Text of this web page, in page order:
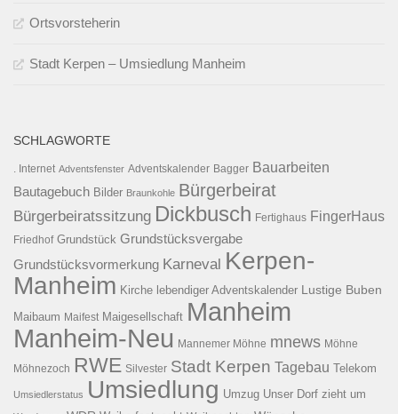
Ortsvorsteherin
Stadt Kerpen – Umsiedlung Manheim
SCHLAGWORTE
. Internet Adventsfenster Adventskalender Bagger Bauarbeiten
Bautagebuch Bilder Braunkohle Bürgerbeirat
Bürgerbeiratssitzung Dickbusch Fertighaus FingerHaus
Friedhof Grundstück Grundstücksvergabe
Grundstücksvormerkung Karneval Kerpen-
Manheim Kirche lebendiger Adventskalender Lustige Buben
Maibaum Maifest Maigesellschaft Manheim
Manheim-Neu Mannemer Möhne mnews Möhne
Möhnezoch RWE Silvester Stadt Kerpen Tagebau Telekom
Umsiedlerstatus Umsiedlung Umzug Unser Dorf zieht um